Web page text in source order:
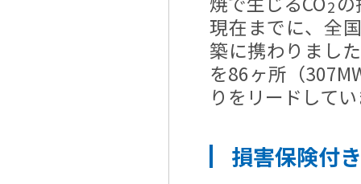
2
現在までに、全
築に携わりまし
を86ヶ所（
りをリードして
損害保険付